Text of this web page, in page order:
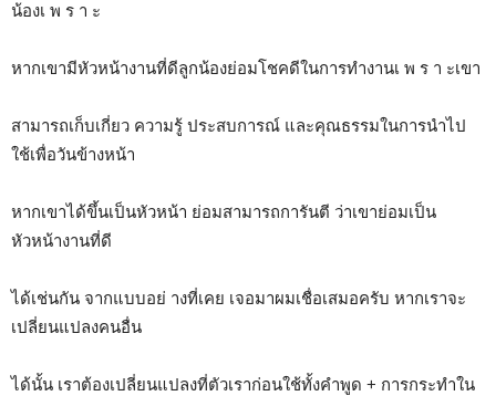
น้องเ พ ร า ะ
หากเขามีหัวหน้างานที่ดีลูกน้องย่อมโชคดีในการทำงานเ พ ร า ะเขา
สามารถเก็บเกี่ยว ความรู้ ประสบการณ์ และคุณธรรมในการนำไป
ใช้เพื่อวันข้างหน้า
หากเขาได้ขึ้นเป็นหัวหน้า ย่อมสามารถการันตี ว่าเขาย่อมเป็น
หัวหน้างานที่ดี
ได้เช่นกัน จากแบบอย่ างที่เคย เจอมาผมเชื่อเสมอครับ หากเราจะ
เปลี่ยนแปลงคนอื่น
ได้นั้น เราต้องเปลี่ยนแปลงที่ตัวเราก่อนใช้ทั้งคำพูด + การกระทำใน